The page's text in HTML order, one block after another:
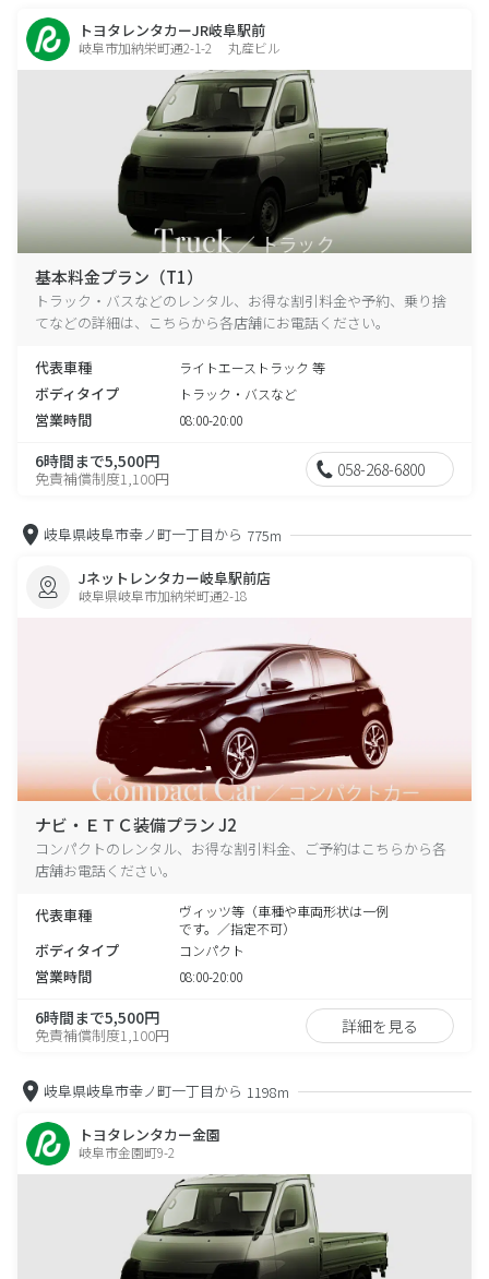
トヨタレンタカーJR岐阜駅前
岐阜市加納栄町通2-1-2 丸産ビル
基本料金プラン（T1）
トラック・バスなどのレンタル、お得な割引料金や予約、乗り捨
てなどの詳細は、こちらから各店舗にお電話ください。
代表車種 ライトエーストラック 等
ボディタイプ トラック・バスなど
営業時間 08:00-20:00
6時間まで5,500円
免責補償制度1,100円 058-268-6800
岐阜県岐阜市幸ノ町一丁目から 775m
Jネットレンタカー岐阜駅前店
岐阜県岐阜市加納栄町通2-18
ナビ・ＥＴＣ装備プラン J2
コンパクトのレンタル、お得な割引料金、ご予約はこちらから各
店舗お電話ください。
代表車種
ヴィッツ等（車種や車両形状は一例
です。／指定不可）
ボディタイプ コンパクト
営業時間 08:00-20:00
6時間まで5,500円
免責補償制度1,100円 詳細を見る
岐阜県岐阜市幸ノ町一丁目から 1198m
トヨタレンタカー金園
岐阜市金園町9-2